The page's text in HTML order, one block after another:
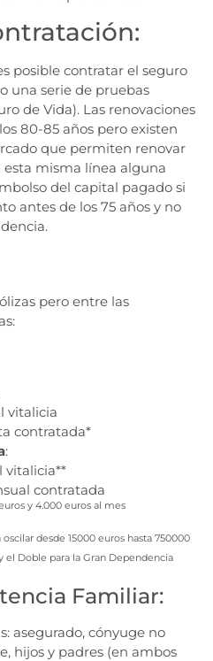
posible contratar el seguro
una serie de pruebas
de Vida). Las renovaciones
80-85 años pero existen
que permiten renovar
misma línea alguna
del capital pagado si
antes de los 75 años y no
pero entre las
vitalicia
contratada*
:
vitalicia**
contratada
y 4.000 euros al mes
desde 15000 euros hasta 750000
el Doble para la Gran Dependencia
Familiar:
asegurado, cónyuge no
hijos y padres (en ambos